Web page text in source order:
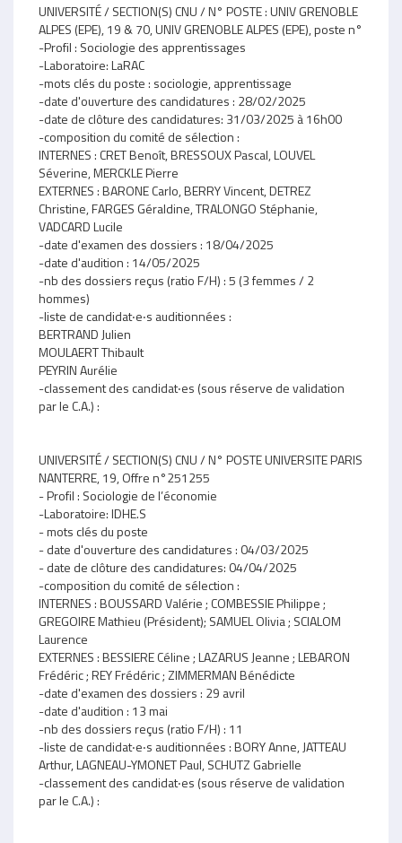
UNIVERSITÉ / SECTION(S) CNU / N° POSTE : UNIV GRENOBLE
ALPES (EPE), 19 & 70, UNIV GRENOBLE ALPES (EPE), poste n°
-Profil : Sociologie des apprentissages
-Laboratoire: LaRAC
-mots clés du poste : sociologie, apprentissage
-date d'ouverture des candidatures : 28/02/2025
-date de clôture des candidatures: 31/03/2025 à 16h00
-composition du comité de sélection :
INTERNES : CRET Benoît, BRESSOUX Pascal, LOUVEL
Séverine, MERCKLE Pierre
EXTERNES : BARONE Carlo, BERRY Vincent, DETREZ
Christine, FARGES Géraldine, TRALONGO Stéphanie,
VADCARD Lucile
-date d'examen des dossiers : 18/04/2025
-date d'audition : 14/05/2025
-nb des dossiers reçus (ratio F/H) : 5 (3 femmes / 2
hommes)
-liste de candidat‧e‧s auditionnées :
BERTRAND Julien
MOULAERT Thibault
PEYRIN Aurélie
-classement des candidat‧es (sous réserve de validation
par le C.A.) :
UNIVERSITÉ / SECTION(S) CNU / N° POSTE UNIVERSITE PARIS
NANTERRE, 19, Offre n°251255
- Profil : Sociologie de l’économie
-Laboratoire: IDHE.S
- mots clés du poste
- date d'ouverture des candidatures : 04/03/2025
- date de clôture des candidatures: 04/04/2025
-composition du comité de sélection :
INTERNES : BOUSSARD Valérie ; COMBESSIE Philippe ;
GREGOIRE Mathieu (Président); SAMUEL Olivia ; SCIALOM
Laurence
EXTERNES : BESSIERE Céline ; LAZARUS Jeanne ; LEBARON
Frédéric ; REY Frédéric ; ZIMMERMAN Bénédicte
-date d'examen des dossiers : 29 avril
-date d'audition : 13 mai
-nb des dossiers reçus (ratio F/H) : 11
-liste de candidat‧e‧s auditionnées : BORY Anne, JATTEAU
Arthur, LAGNEAU-YMONET Paul, SCHUTZ Gabrielle
-classement des candidat‧es (sous réserve de validation
par le C.A.) :